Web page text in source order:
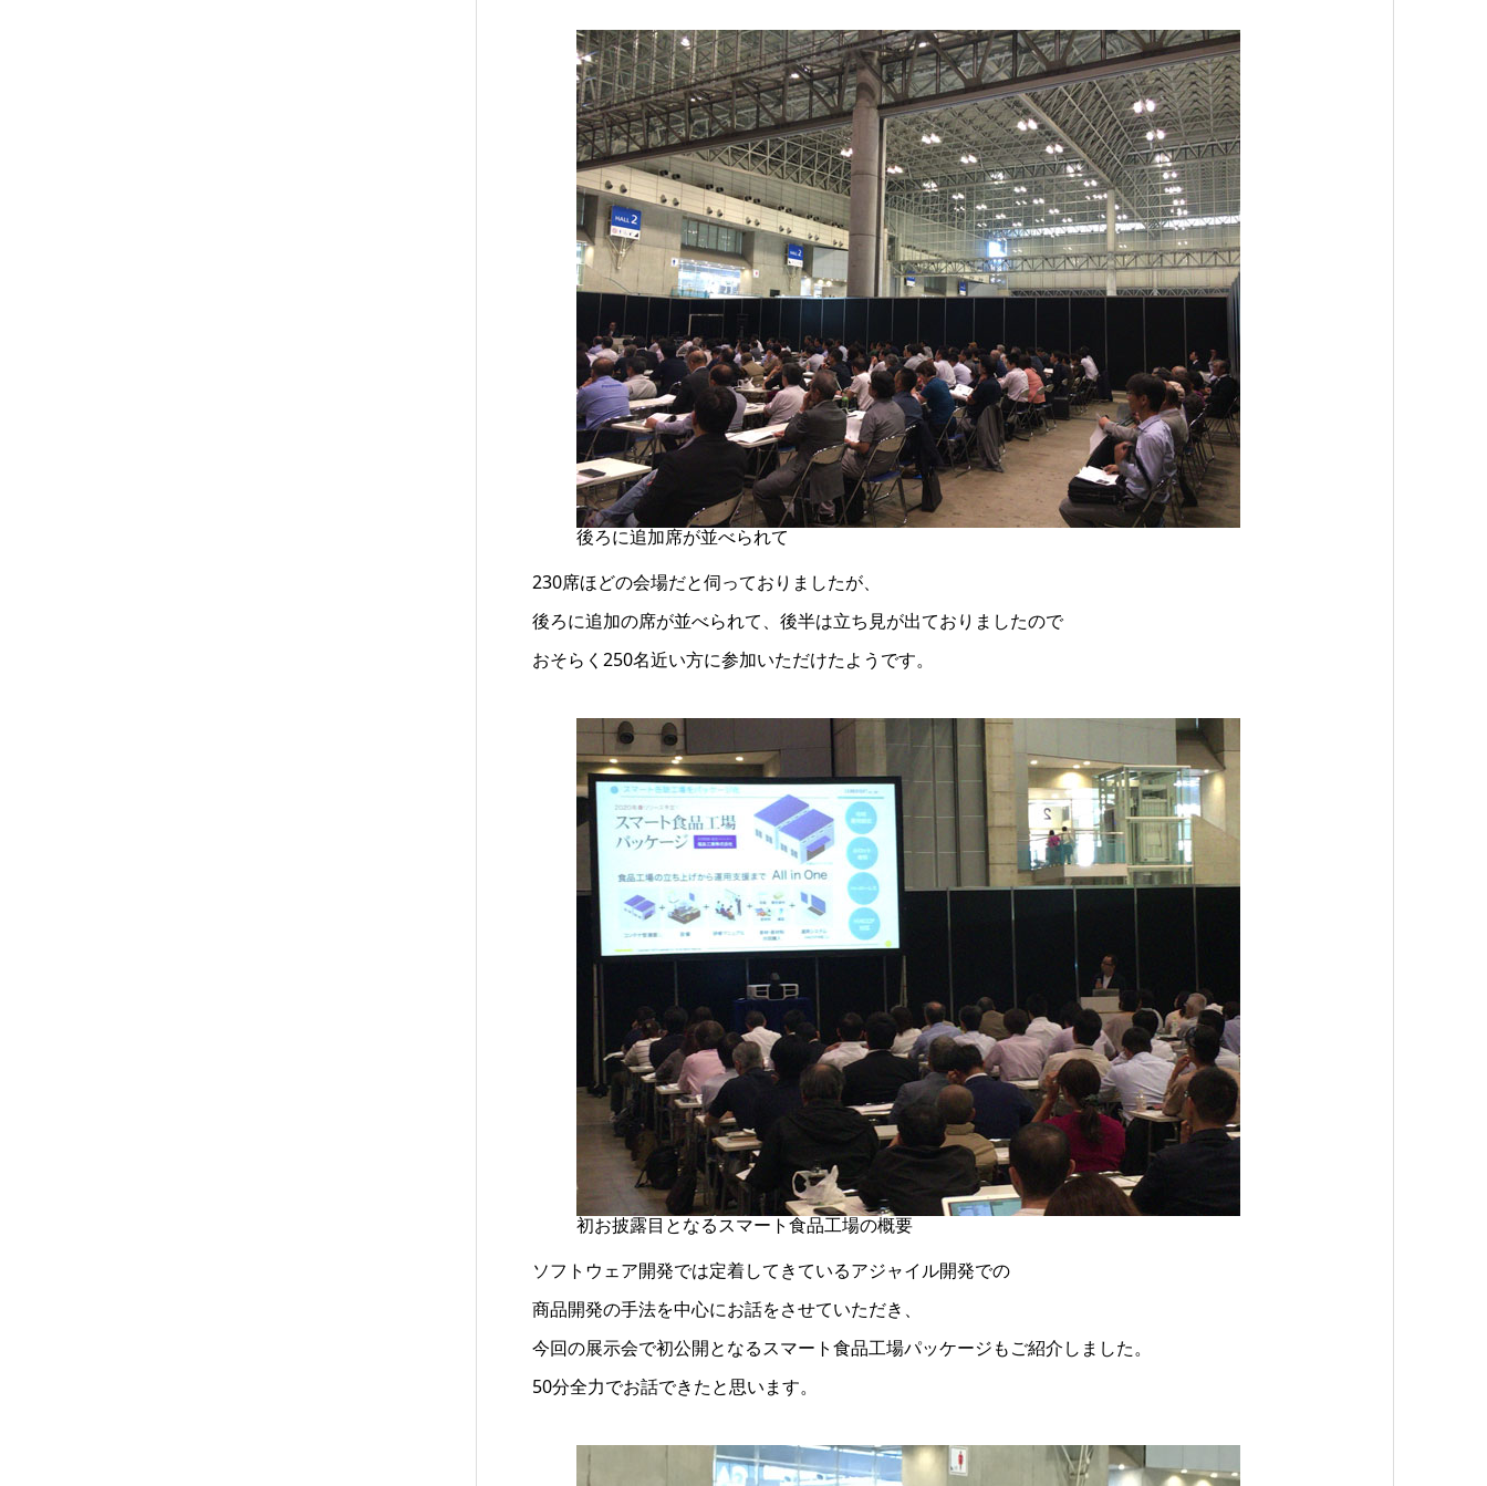
後ろに追加席が並べられて
230席ほどの会場だと伺っておりましたが、
後ろに追加の席が並べられて、後半は立ち見が出ておりましたので
おそらく250名近い方に参加いただけたようです。
初お披露目となるスマート食品工場の概要
ソフトウェア開発では定着してきているアジャイル開発での
商品開発の手法を中心にお話をさせていただき、
今回の展示会で初公開となるスマート食品工場パッケージもご紹介しました。
50分全力でお話できたと思います。